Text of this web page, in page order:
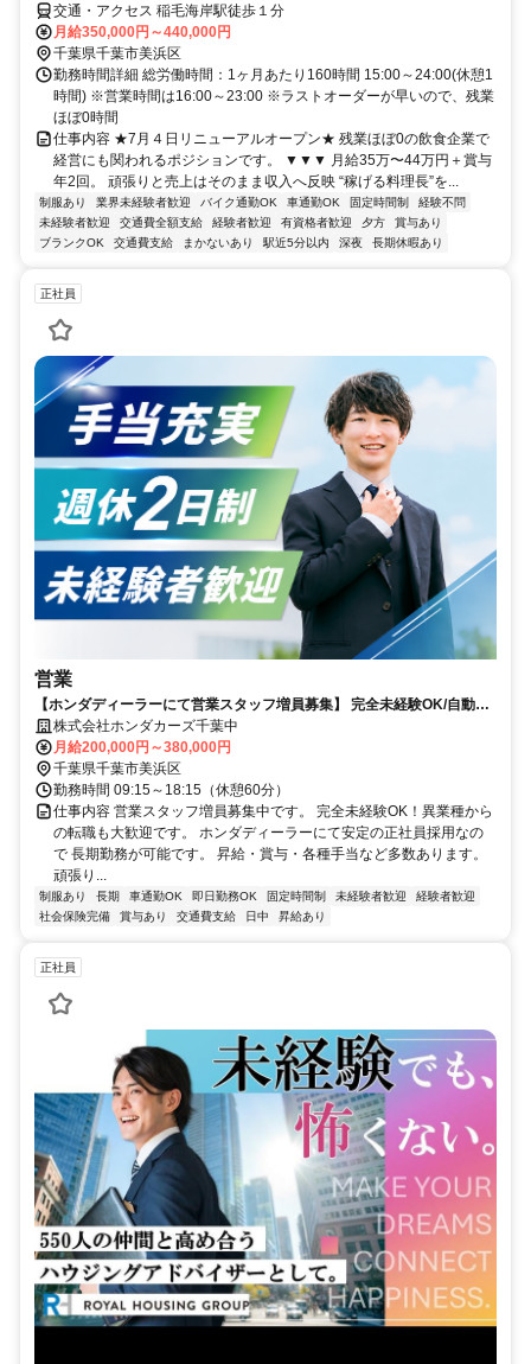
交通・アクセス 稲毛海岸駅徒歩１分
月給350,000円～440,000円
千葉県千葉市美浜区
勤務時間詳細 総労働時間：1ヶ月あたり160時間 15:00～24:00(休憩1
時間) ※営業時間は16:00～23:00 ※ラストオーダーが早いので、残業
ほぼ0時間
仕事内容 ★7月４日リニューアルオープン★ 残業ほぼ0の飲食企業で
経営にも関われるポジションです。 ▼▼▼ 月給35万〜44万円＋賞与
年2回。 頑張りと売上はそのまま収入へ反映 “稼げる料理長”を...
制服あり 業界未経験者歓迎 バイク通勤OK 車通勤OK 固定時間制
経験不問
未経験者歓迎
交通費全額支給 経験者歓迎 有資格者歓迎 夕方
賞与あり
ブランクOK
交通費支給 まかないあり 駅近5分以内 深夜 長期休暇あり
正社員
営業
【ホンダディーラーにて営業スタッフ増員募集】 完全未経験OK/自動車
に関する知識や経験不問
株式会社ホンダカーズ千葉中
月給200,000円～380,000円
千葉県千葉市美浜区
勤務時間 09:15～18:15（休憩60分）
仕事内容 営業スタッフ増員募集中です。 完全未経験OK！異業種から
の転職も大歓迎です。 ホンダディーラーにて安定の正社員採用なの
で 長期勤務が可能です。 昇給・賞与・各種手当など多数あります。
頑張り...
制服あり 長期 車通勤OK 即日勤務OK 固定時間制 未経験者歓迎
経験者歓迎
社会保険完備
賞与あり 交通費支給 日中 昇給あり
正社員